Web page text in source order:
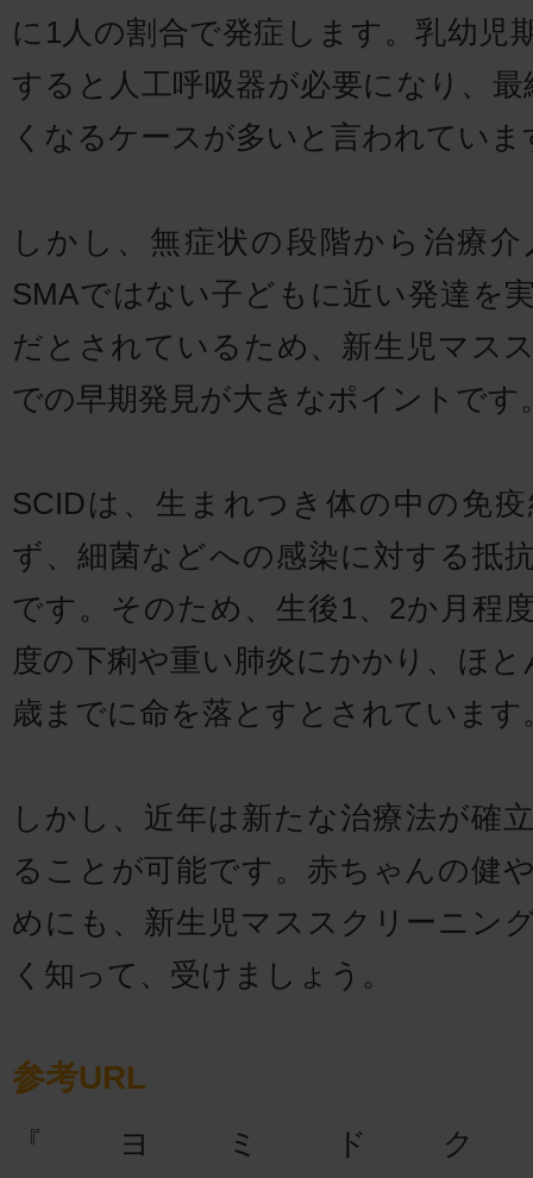
に1人の割合で発症します。乳幼児
すると人工呼吸器が必要になり、
くなるケースが多いと言われていま
しかし、無症状の段階から治療
SMAではない子どもに近い発達を
だとされているため、新生児マス
での早期発見が大きなポイントです
SCIDは、生まれつき体の中の免
ず、細菌などへの感染に対する抵
です。そのため、生後1、2か月程
度の下痢や重い肺炎にかかり、ほ
歳までに命を落とすとされています
しかし、近年は新たな治療法が確
ることが可能です。赤ちゃんの健
めにも、新生児マススクリーニン
く知って、受けましょう。
参考URL
『ヨミドク